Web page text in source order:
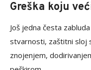
Greška koju
Još jedna česta
stvarnosti, zaštitni sloj
znojenjem,